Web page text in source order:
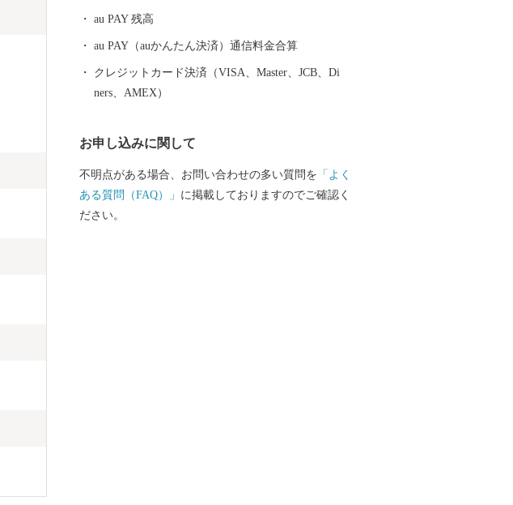
au PAY 残高
au PAY（auかんたん決済）通信料金合算
クレジットカード決済（VISA、Master、JCB、Di
ners、AMEX）
お申し込みに関して
不明点がある場合、お問い合わせの多い質問を 「よく
ある質問（FAQ）」 に掲載しておりますのでご確認く
ださい。